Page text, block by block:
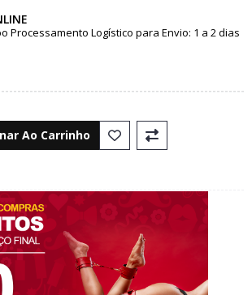
Processamento Logístico para Envio: 1 a 2 dias
Ao Carrinho